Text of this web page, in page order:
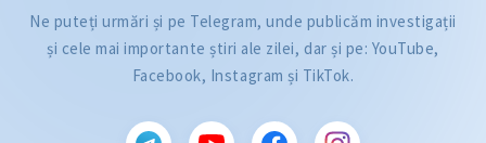
Ne puteți urmări și pe Telegram, unde publicăm investigații
și cele mai importante știri ale zilei, dar și pe: YouTube,
Facebook, Instagram și TikTok.